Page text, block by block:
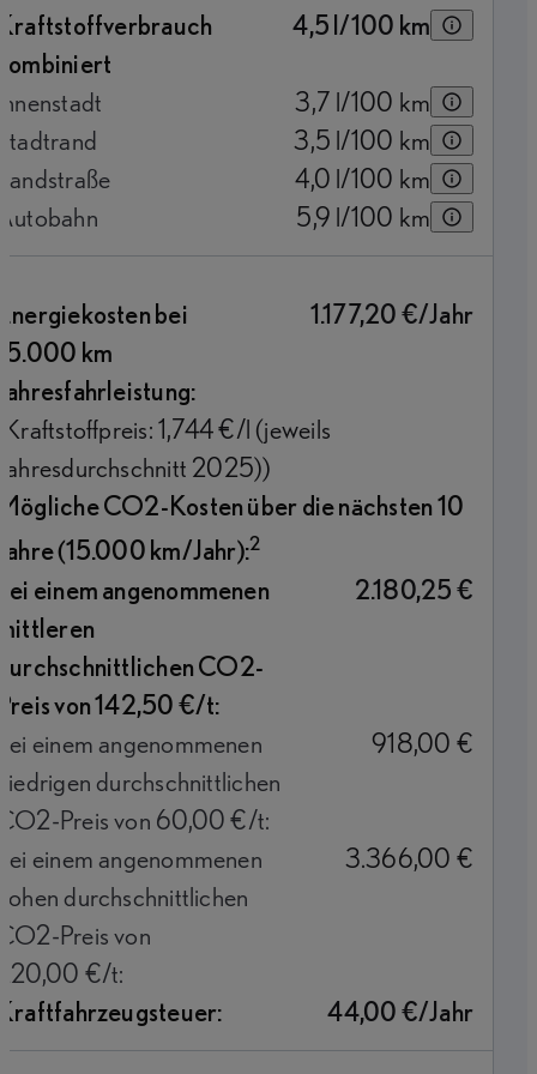
4,5l/100 km
3,7 l/100 km
3,5 l/100 km
4,0 l/100 km
5,9 l/100 km
bei
km
1.177,20 €/Jahr
1,744 €/l (jeweils
2025))
CO2-Kosten über die nächsten 10
(15.000 km/Jahr):2
einem angenommenen
CO2-
von 142,50 €/t:
2.180,25 €
einem angenommenen
durchschnittlichen
Preis von 60,00 €/t:
918,00 €
einem angenommenen
durchschnittlichen
Preis von
€/t:
3.366,00 €
44,00 €/Jahr